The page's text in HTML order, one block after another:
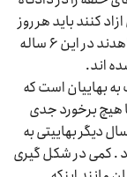
کنند باید هر روز
اینها رشد کنند به طوری که همه شاهدند در این ۶ ساله
اند.
بهاییان است که
هیچ برخورد جدی
دیگر بهاییتی به
. کمی در شکل گیری